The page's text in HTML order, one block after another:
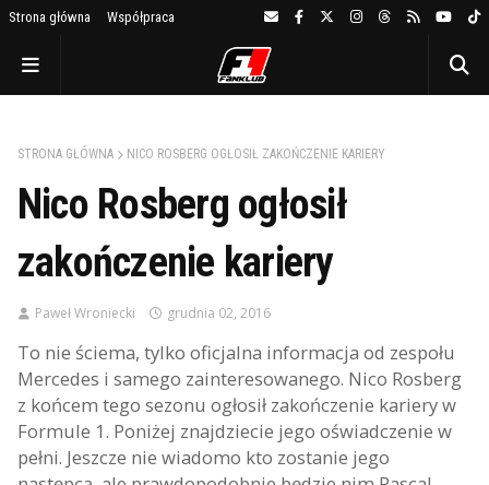
Strona główna Współpraca
STRONA GŁÓWNA NICO ROSBERG OGŁOSIŁ ZAKOŃCZENIE KARIERY
Nico Rosberg ogłosił
zakończenie kariery
Paweł Wroniecki grudnia 02, 2016
To nie ściema, tylko oficjalna informacja od zespołu
Mercedes i samego zainteresowanego. Nico Rosberg
z końcem tego sezonu ogłosił zakończenie kariery w
Formule 1. Poniżej znajdziecie jego oświadczenie w
pełni. Jeszcze nie wiadomo kto zostanie jego